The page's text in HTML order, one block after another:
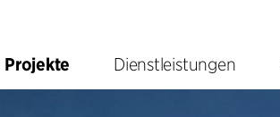
Projekte Dienstleistungen